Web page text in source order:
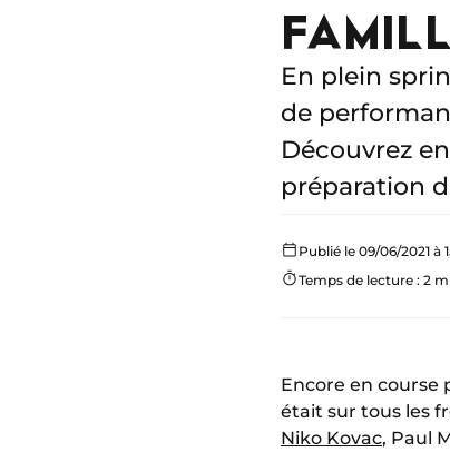
En plein
de
Découvrez
préparation
Publié le 09/06/2021 à
Temps de lecture : 2
Encore en course
était sur tous les
Niko Kovac, Paul